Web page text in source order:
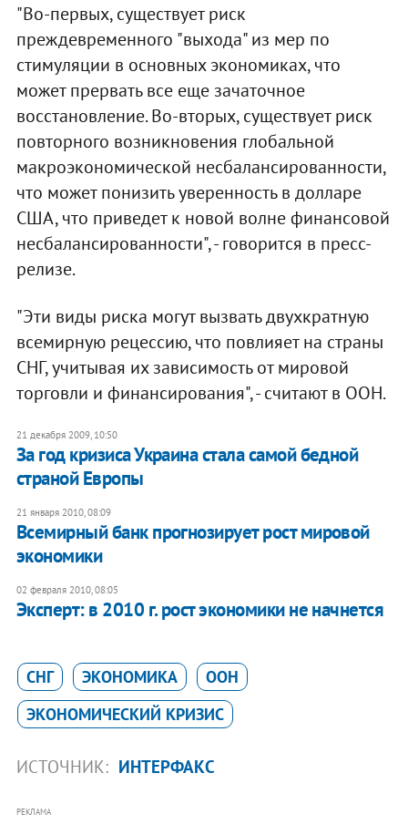
"Во-первых, существует риск
преждевременного "выхода" из мер по
стимуляции в основных экономиках, что
может прервать все еще зачаточное
восстановление. Во-вторых, существует риск
повторного возникновения глобальной
макроэкономической несбалансированности,
что может понизить уверенность в долларе
США, что приведет к новой волне финансовой
несбалансированности", - говорится в пресс-
релизе.
"Эти виды риска могут вызвать двухкратную
всемирную рецессию, что повлияет на страны
СНГ, учитывая их зависимость от мировой
торговли и финансирования", - считают в ООН.
21 декабря 2009, 10:50
За год кризиса Украина стала самой бедной
страной Европы
21 января 2010, 08:09
Всемирный банк прогнозирует рост мировой
экономики
02 февраля 2010, 08:05
Эксперт: в 2010 г. рост экономики не начнется
СНГ ЭКОНОМИКА
ООН
ЭКОНОМИЧЕСКИЙ КРИЗИС
ИСТОЧНИК: ИНТЕРФАКС
РЕКЛАМА